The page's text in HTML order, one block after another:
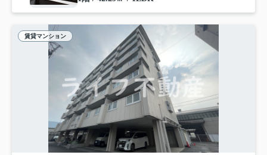
賃貸マンション